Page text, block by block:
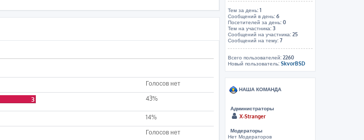
Голосов нет
3 43%
14%
Голосов нет
Тем за день: 1
Сообщений в день: 6
Посетителей за день: 0
Тем на участника: 3
Сообщений на участника: 25
Сообщений на тему: 7
Всего пользователей: 2260
Новый пользователь: SkvorBSD
НАША КОМАНДА
Администраторы
X-Stranger
Модераторы
Нет Модераторов